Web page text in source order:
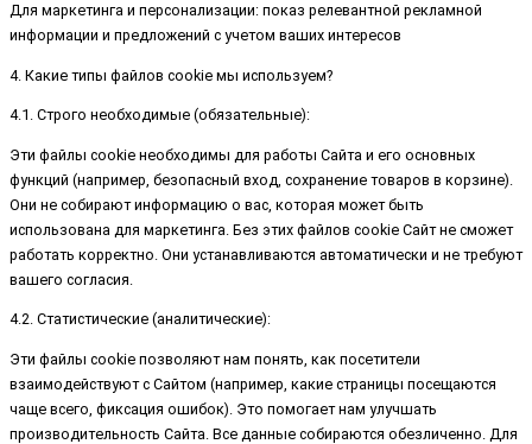
Для маркетинга и персонализации: показ релевантной рекламной
информации и предложений с учетом ваших интересов
4. Какие типы файлов cookie мы используем?
4.1. Строго необходимые (обязательные):
Эти файлы cookie необходимы для работы Сайта и его основных
функций (например, безопасный вход, сохранение товаров в корзине).
Они не собирают информацию о вас, которая может быть
использована для маркетинга. Без этих файлов cookie Сайт не сможет
работать корректно. Они устанавливаются автоматически и не требуют
вашего согласия.
4.2. Статистические (аналитические):
Эти файлы cookie позволяют нам понять, как посетители
взаимодействуют с Сайтом (например, какие страницы посещаются
чаще всего, фиксация ошибок). Это помогает нам улучшать
производительность Сайта. Все данные собираются обезличенно. Для